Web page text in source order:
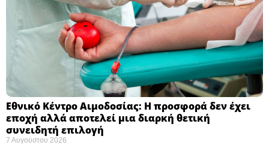
Εθνικό Κέντρο Αιμοδοσίας: H προσφορά δεν έχει
εποχή αλλά αποτελεί μια διαρκή θετική
συνειδητή επιλογή ​
7 Αυγούστου 2026